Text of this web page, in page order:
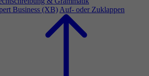
Business (XB) Auf- oder Zuklappen